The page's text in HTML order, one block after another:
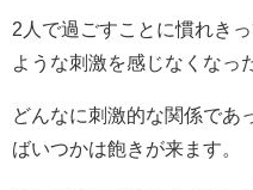
2 人で過ごすことに慣れき
ような刺激を感じなくなっ
どんなに刺激的な関係であ
ばいつかは飽きが来ます。